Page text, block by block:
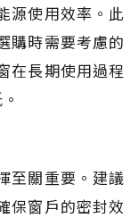
源使用效率。此
購時需要考慮的
在長期使用過程
至關重要。建議
保窗戶的密封效